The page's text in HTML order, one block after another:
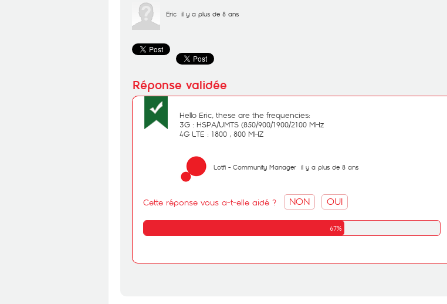
Eric il y a plus de 8 ans
Hello Eric, these are the frequencies:
3G : HSPA/UMTS (850/900/1900/2100 MHz
4G LTE : 1800 , 800 MHZ
Lotfi - Community Manager il y a plus de 8 ans
Cette réponse vous a-t-elle aidé ? NON OUI
67%